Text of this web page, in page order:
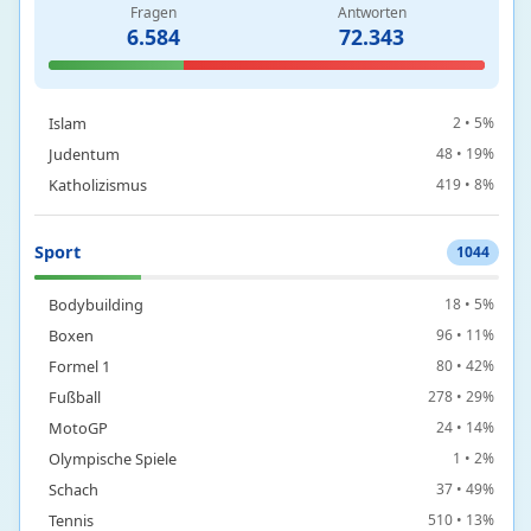
Fragen
6.584
Antworten
72.343
Germanische Mythologie 4 • 24%
Griechische Mythologie 20 • 38%
Islam 2 • 5%
Judentum 48 • 19%
Katholizismus 419 • 8%
Sport 1044
Bodybuilding 18 • 5%
Boxen 96 • 11%
Formel 1 80 • 42%
Fußball 278 • 29%
MotoGP 24 • 14%
Olympische Spiele 1 • 2%
Schach 37 • 49%
Tennis 510 • 13%